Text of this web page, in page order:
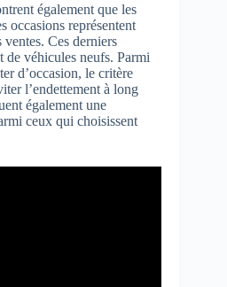
également que les
occasions représentent
ventes. Ces derniers
de véhicules neufs. Parmi
d’occasion, le critère
l’endettement à long
également une
ceux qui choisissent